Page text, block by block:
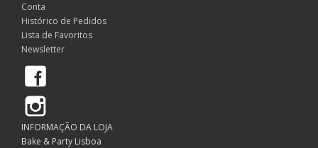
Conta
Histórico de Pedidos
Lista de Favoritos
Newsletter
INFORMAÇÃO DA LOJA
Bake & Party Lisboa